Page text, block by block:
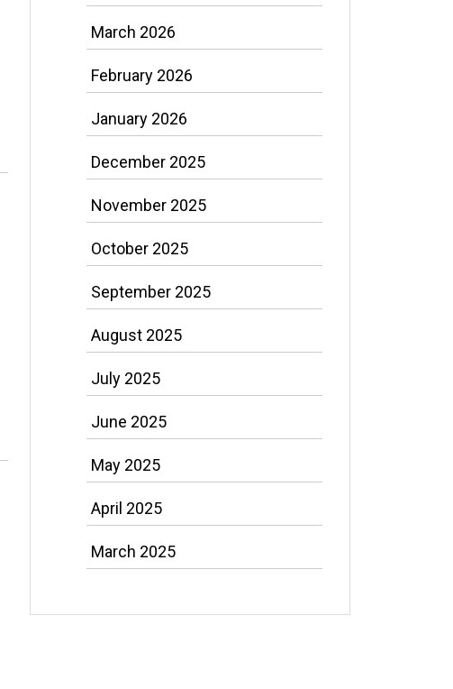
March 2026
February 2026
January 2026
December 2025
November 2025
October 2025
September 2025
August 2025
July 2025
June 2025
May 2025
April 2025
March 2025